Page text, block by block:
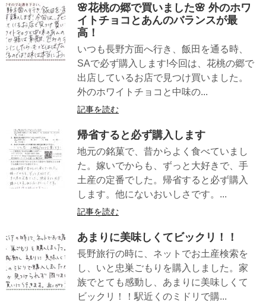
🌸花桃の郷で買いました🌸 外のホワ
イトチョコとあんのバランスが最
高！
いつも長野方面へ行き、飯田を通る時、
SAで必ず購入します!今回は、花桃の郷で
出店しているお店で見つけ買いました。
外のホワイトチョコと中味の...
記事を読む
帰省すると必ず購入します
地元の銘菓で、昔からよく食べていまし
た。嫁いでからも、ずっと大好きで、手
土産の定番でした。帰省すると必ず購入
します。他にないおいしさです。...
記事を読む
あまりに美味しくてビックリ！！
長野旅行の時に、ネットでお土産検索を
し、いと忠巣ごもりを購入しました。家
族でとても感動し、あまりに美味しくて
ビックリ！！駅近くのミドリで購...